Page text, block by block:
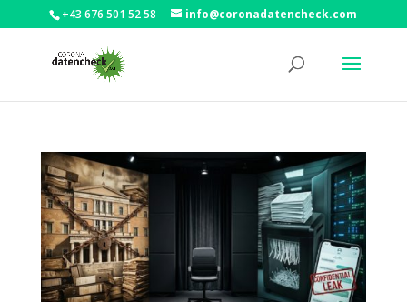
+43 676 501 52 58 info@coronadatencheck.com